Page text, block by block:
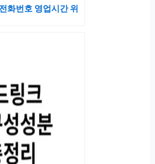
화번호 영업시간 위